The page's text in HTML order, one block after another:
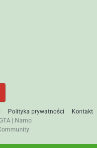
Polityka prywatności
Kontakt
|
Namo